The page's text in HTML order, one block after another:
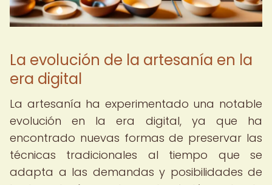
La evolución de la artesanía en la
era digital
La artesanía ha experimentado una notable
evolución en la era digital, ya que ha
encontrado nuevas formas de preservar las
técnicas tradicionales al tiempo que se
adapta a las demandas y posibilidades de